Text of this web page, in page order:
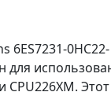
6ES7231-0HC22-
для
CPU226XM. Этот